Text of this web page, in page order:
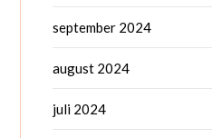
september 2024
august 2024
juli 2024